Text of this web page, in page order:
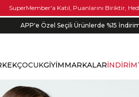
SuperMember'a Katıl, Puanlarını Biriktir,
APP'e Özel Seçili Ürünlerde %15
ÇOCUKGİYİMMARKALARİNDİRİM